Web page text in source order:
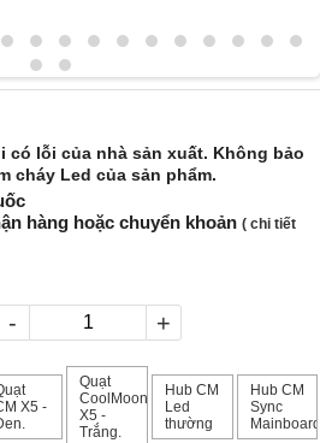
có lỗi của nhà sản xuất. Không bảo
cháy Led của sản phẩm.
hàng hoặc chuyển khoản ( chi tiết
- +
X5 -
Quạt
CoolMoon
X5 -
Trắng.
Hub CM
Led
thường
Hub CM
Sync
Mainboard